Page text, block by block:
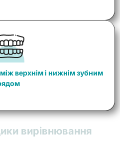
верхнім і нижнім зубним
вирівнювання